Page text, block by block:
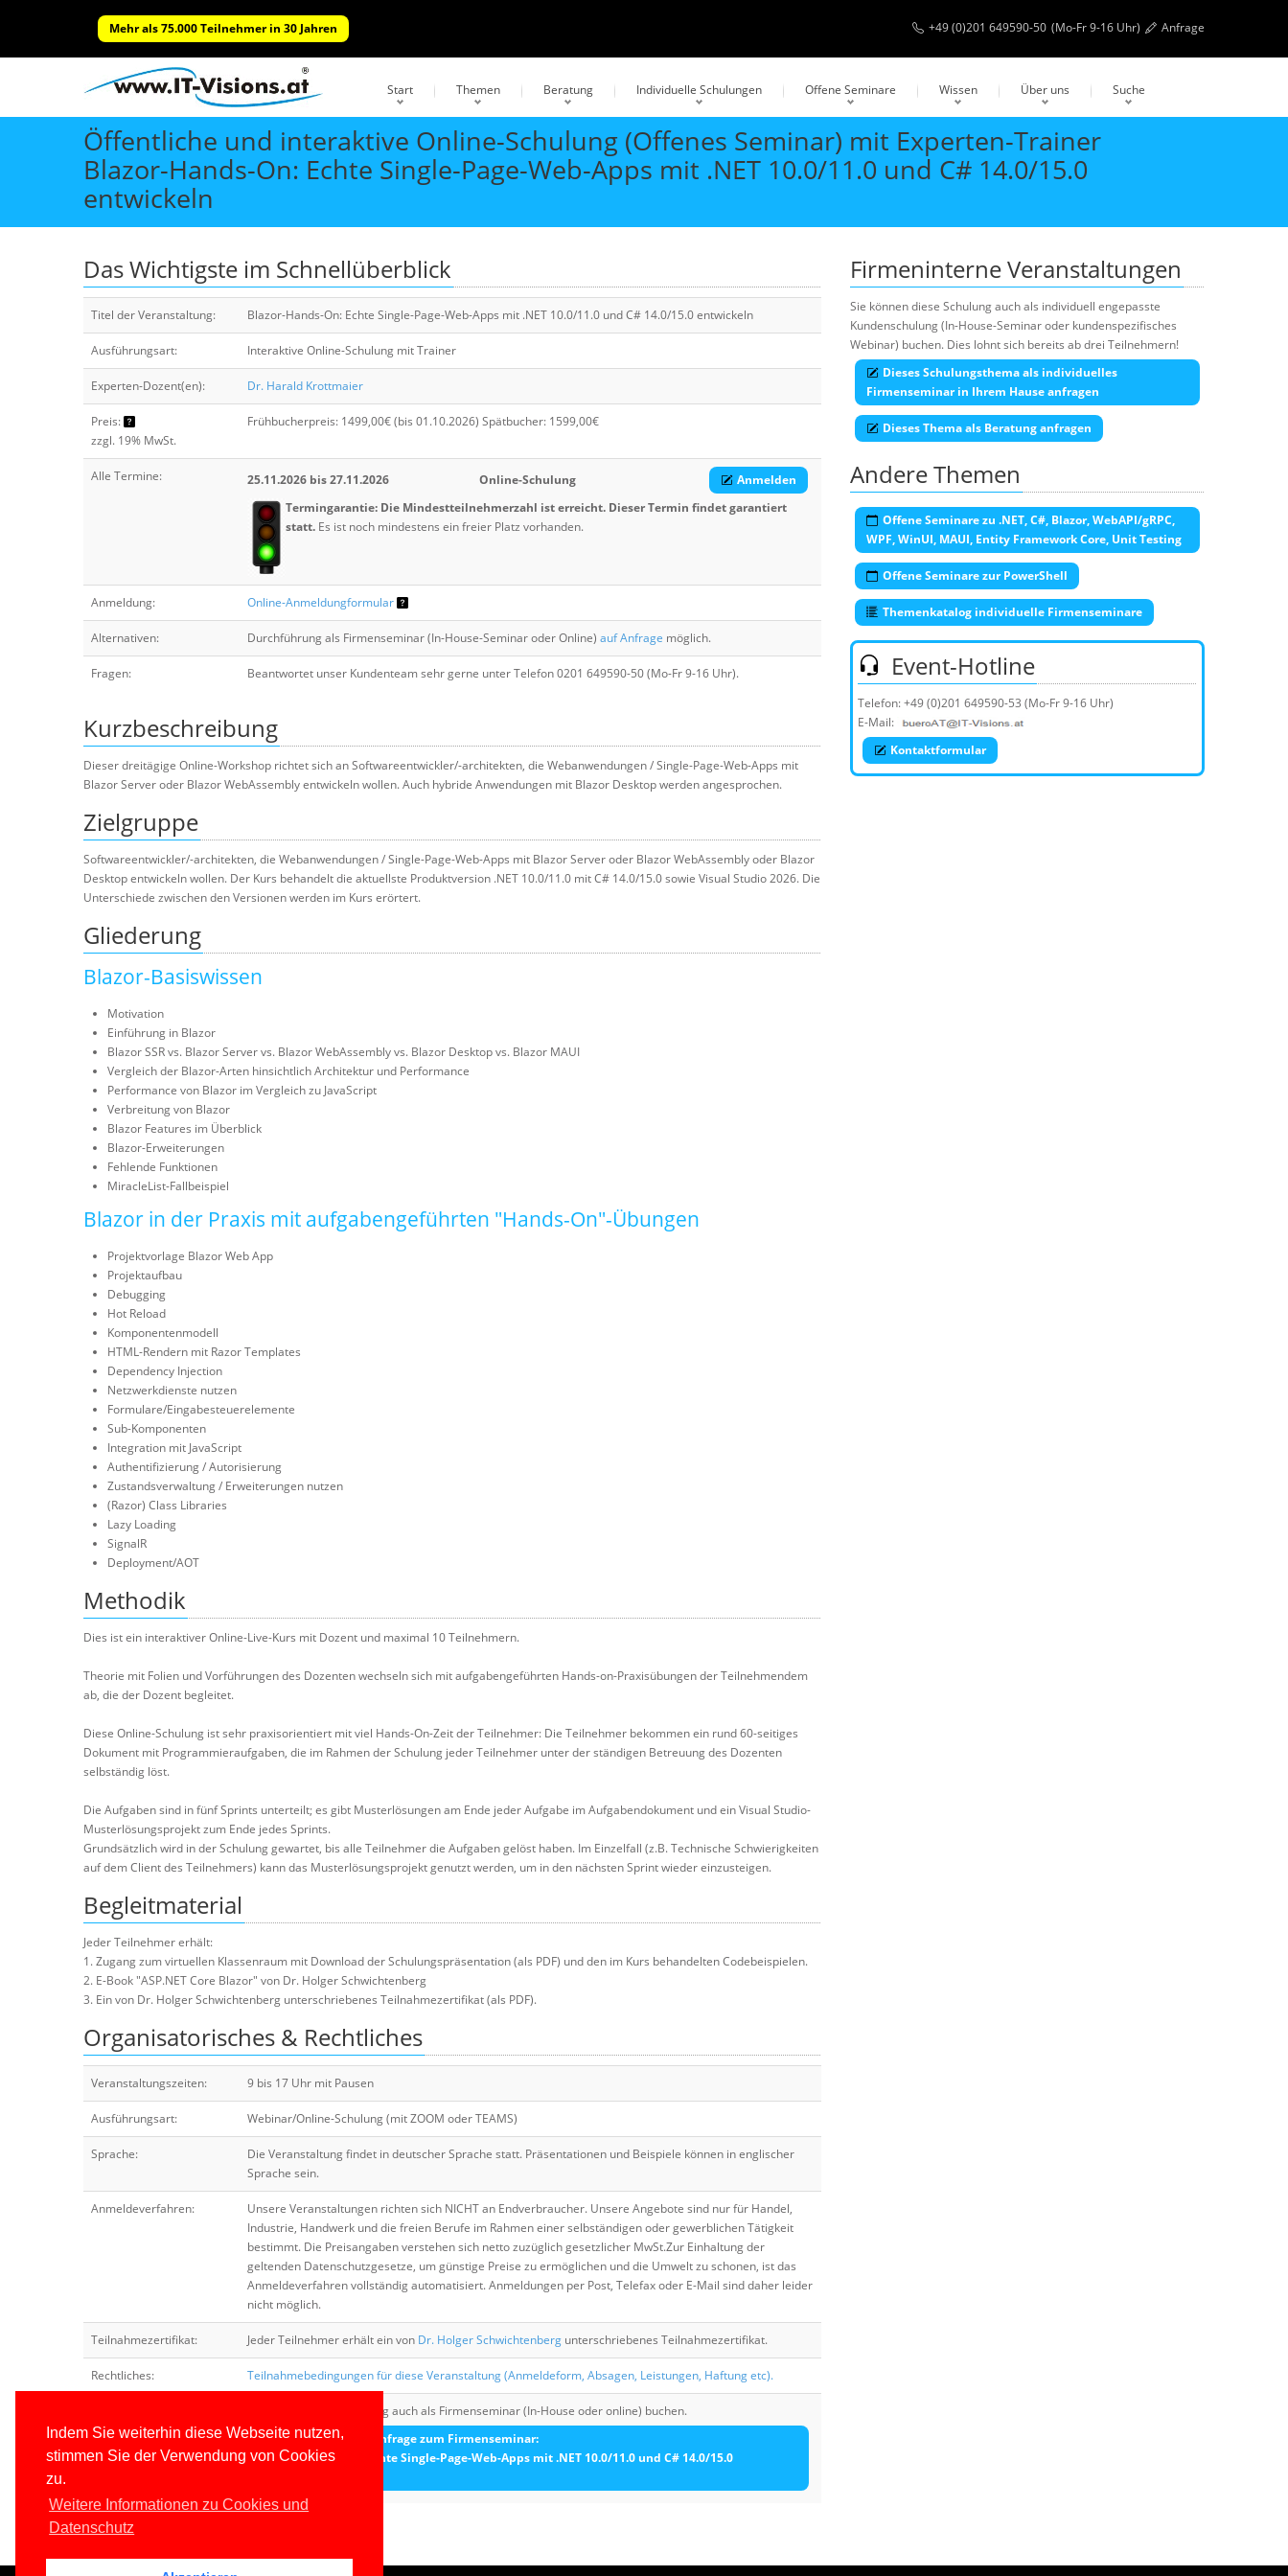
Indem Sie weiterhin diese Webseite nutzen,
stimmen Sie der Verwendung von Cookies
zu.
Weitere Informationen zu Cookies und
Datenschutz
Mehr als 75.000 Teilnehmer in 30 Jahren +49 (0)201 649590-50 (Mo-Fr 9-16 Uhr) Anfrage
Start Themen Beratung Individuelle Schulungen Offene Seminare Wissen Über uns Suche
Öffentliche und interaktive Online-Schulung (Offenes Seminar) mit Experten-Trainer
Blazor-Hands-On: Echte Single-Page-Web-Apps mit .NET 10.0/11.0 und C# 14.0/15.0
entwickeln
Das Wichtigste im Schnellüberblick
Titel der Veranstaltung: Blazor-Hands-On: Echte Single-Page-Web-Apps mit .NET 10.0/11.0 und C# 14.0/15.0 entwickeln
Ausführungsart: Interaktive Online-Schulung mit Trainer
Experten-Dozent(en): Dr. Harald Krottmaier
Preis:
zzgl. 19% MwSt.
Frühbucherpreis: 1499,00€ (bis 01.10.2026) Spätbucher: 1599,00€
Alle Termine: 25.11.2026 bis 27.11.2026 Online-Schulung
Anmelden
Termingarantie: Die Mindestteilnehmerzahl ist erreicht. Dieser Termin findet garantiert
statt. Es ist noch mindestens ein freier Platz vorhanden.
Anmeldung: Online-Anmeldungformular
Alternativen: Durchführung als Firmenseminar (In-House-Seminar oder Online) auf Anfrage möglich.
Fragen: Beantwortet unser Kundenteam sehr gerne unter Telefon 0201 649590-50 (Mo-Fr 9-16 Uhr).
Kurzbeschreibung
Dieser dreitägige Online-Workshop richtet sich an Softwareentwickler/-architekten, die Webanwendungen / Single-Page-Web-Apps mit
Blazor Server oder Blazor WebAssembly entwickeln wollen. Auch hybride Anwendungen mit Blazor Desktop werden angesprochen.
Zielgruppe
Softwareentwickler/-architekten, die Webanwendungen / Single-Page-Web-Apps mit Blazor Server oder Blazor WebAssembly oder Blazor
Desktop entwickeln wollen. Der Kurs behandelt die aktuellste Produktversion .NET 10.0/11.0 mit C# 14.0/15.0 sowie Visual Studio 2026. Die
Unterschiede zwischen den Versionen werden im Kurs erörtert.
Gliederung
Blazor-Basiswissen
Motivation
Einführung in Blazor
Blazor SSR vs. Blazor Server vs. Blazor WebAssembly vs. Blazor Desktop vs. Blazor MAUI
Vergleich der Blazor-Arten hinsichtlich Architektur und Performance
Performance von Blazor im Vergleich zu JavaScript
Verbreitung von Blazor
Blazor Features im Überblick
Blazor-Erweiterungen
Fehlende Funktionen
MiracleList-Fallbeispiel
Blazor in der Praxis mit aufgabengeführten "Hands-On"-Übungen
Projektvorlage Blazor Web App
Projektaufbau
Debugging
Hot Reload
Komponentenmodell
HTML-Rendern mit Razor Templates
Dependency Injection
Netzwerkdienste nutzen
Formulare/Eingabesteuerelemente
Sub-Komponenten
Integration mit JavaScript
Authentifizierung / Autorisierung
Zustandsverwaltung / Erweiterungen nutzen
(Razor) Class Libraries
Lazy Loading
SignalR
Deployment/AOT
Methodik
Dies ist ein interaktiver Online-Live-Kurs mit Dozent und maximal 10 Teilnehmern.
Theorie mit Folien und Vorführungen des Dozenten wechseln sich mit aufgabengeführten Hands-on-Praxisübungen der Teilnehmendem
ab, die der Dozent begleitet.
Diese Online-Schulung ist sehr praxisorientiert mit viel Hands-On-Zeit der Teilnehmer: Die Teilnehmer bekommen ein rund 60-seitiges
Dokument mit Programmieraufgaben, die im Rahmen der Schulung jeder Teilnehmer unter der ständigen Betreuung des Dozenten
selbständig löst.
Die Aufgaben sind in fünf Sprints unterteilt; es gibt Musterlösungen am Ende jeder Aufgabe im Aufgabendokument und ein Visual Studio-
Musterlösungsprojekt zum Ende jedes Sprints.
Grundsätzlich wird in der Schulung gewartet, bis alle Teilnehmer die Aufgaben gelöst haben. Im Einzelfall (z.B. Technische Schwierigkeiten
auf dem Client des Teilnehmers) kann das Musterlösungsprojekt genutzt werden, um in den nächsten Sprint wieder einzusteigen.
Begleitmaterial
Jeder Teilnehmer erhält:
1. Zugang zum virtuellen Klassenraum mit Download der Schulungspräsentation (als PDF) und den im Kurs behandelten Codebeispielen.
2. E-Book "ASP.NET Core Blazor" von Dr. Holger Schwichtenberg
3. Ein von Dr. Holger Schwichtenberg unterschriebenes Teilnahmezertifikat (als PDF).
Organisatorisches & Rechtliches
Veranstaltungszeiten: 9 bis 17 Uhr mit Pausen
Ausführungsart: Webinar/Online-Schulung (mit ZOOM oder TEAMS)
Sprache:
Die Veranstaltung findet in deutscher Sprache statt. Präsentationen und Beispiele können in englischer
Sprache sein.
Anmeldeverfahren:
Unsere Veranstaltungen richten sich NICHT an Endverbraucher. Unsere Angebote sind nur für Handel,
Industrie, Handwerk und die freien Berufe im Rahmen einer selbständigen oder gewerblichen Tätigkeit
bestimmt. Die Preisangaben verstehen sich netto zuzüglich gesetzlicher MwSt.Zur Einhaltung der
geltenden Datenschutzgesetze, um günstige Preise zu ermöglichen und die Umwelt zu schonen, ist das
Anmeldeverfahren vollständig automatisiert. Anmeldungen per Post, Telefax oder E-Mail sind daher leider
nicht möglich.
Teilnahmezertifikat: Jeder Teilnehmer erhält ein von Dr. Holger Schwichtenberg unterschriebenes Teilnahmezertifikat.
Rechtliches: Teilnahmebedingungen für diese Veranstaltung (Anmeldeform, Absagen, Leistungen, Haftung etc).
Sie können diese Schulung auch als Firmenseminar (In-House oder online) buchen.
Unverbindliche Anfrage zum Firmenseminar:
Blazor-Hands-On: Echte Single-Page-Web-Apps mit .NET 10.0/11.0 und C# 14.0/15.0
Firmeninterne Veranstaltungen
Sie können diese Schulung auch als individuell engepasste
Kundenschulung (In-House-Seminar oder kundenspezifisches
Webinar) buchen. Dies lohnt sich bereits ab drei Teilnehmern!
Dieses Schulungsthema als individuelles
Firmenseminar in Ihrem Hause anfragen
Dieses Thema als Beratung anfragen
Andere Themen
Offene Seminare zu .NET, C#, Blazor, WebAPI/gRPC,
WPF, WinUI, MAUI, Entity Framework Core, Unit Testing
Offene Seminare zur PowerShell
Themenkatalog individuelle Firmenseminare
Event-Hotline
Telefon:+49 (0)201 649590-53 (Mo-Fr 9-16 Uhr)
E-Mail:
Kontaktformular